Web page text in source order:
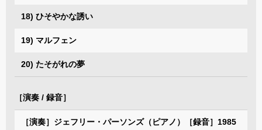
18) ひそやかな誘い
19) マルフェン
20) たそがれの夢
［演奏 / 録音］
［演奏］ジェフリー・パーソンズ（ピアノ）［録音］1985